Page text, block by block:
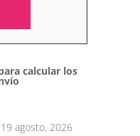
calcular los
agosto, 2026